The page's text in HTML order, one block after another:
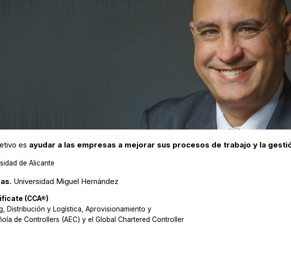
es ayudar a las empresas a mejorar sus procesos de trabajo y la
de Alicante
Universidad Miguel Hernández
(CCA®)
Distribución y Logística, Aprovisionamiento y
de Controllers (AEC) y el Global Chartered Controller